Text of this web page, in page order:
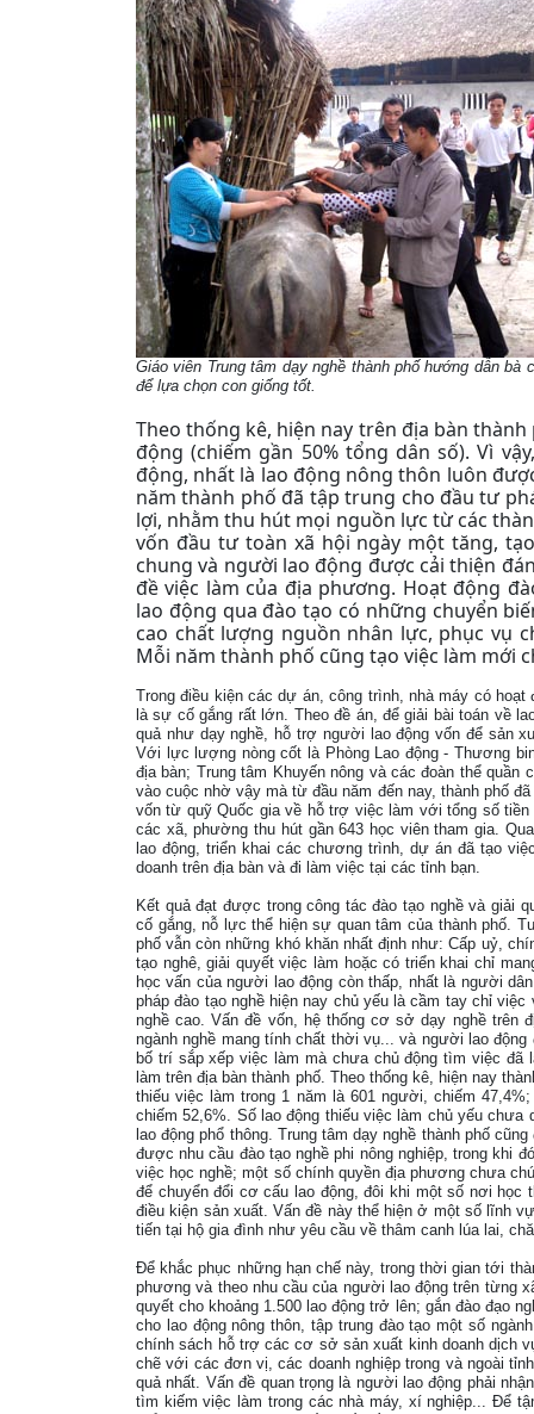
Giáo viên Trung tâm dạy nghề thành phố hướng dẫn
để lựa chọn con giống tốt.
Theo thống kê, hiện nay trên địa bàn
động (chiếm gần 50% tổng dân số). Vì
động, nhất là lao động nông thôn luôn
năm thành phố đã tập trung cho đầu tư
lợi, nhằm thu hút mọi nguồn lực từ các
vốn đầu tư toàn xã hội ngày một tăng,
chung và người lao động được cải thiện
đề việc làm của địa phương. Hoạt động
lao động qua đào tạo có những chuyển
cao chất lượng nguồn nhân lực, phục vụ
Mỗi năm thành phố cũng tạo việc làm mới
Trong điều kiện các dự án, công trình, nhà máy có
là sự cố gắng rất lớn. Theo đề án, để giải bài toán về
quả như dạy nghề, hỗ trợ người lao động vốn để sản
Với lực lượng nòng cốt là Phòng Lao động - Thương
địa bàn; Trung tâm Khuyến nông và các đoàn thể
vào cuộc nhờ vậy mà từ đầu năm đến nay, thành phố
vốn từ quỹ Quốc gia về hỗ trợ việc làm với tổng số
các xã, phường thu hút gần 643 học viên tham gia.
lao động, triển khai các chương trình, dự án đã tạo
doanh trên địa bàn và đi làm việc tại các tỉnh bạn.
Kết quả đạt được trong công tác đào tạo nghề và giải
cố gắng, nỗ lực thể hiện sự quan tâm của thành phố.
phố vẫn còn những khó khăn nhất định như: Cấp uỷ,
tạo nghê, giải quyết việc làm hoặc có triển khai chỉ
học vấn của người lao động còn thấp, nhất là người
pháp đào tạo nghề hiện nay chủ yếu là cầm tay chỉ
nghề cao. Vấn đề vốn, hệ thống cơ sở dạy nghề trên
ngành nghề mang tính chất thời vụ... và người lao
bố trí sắp xếp việc làm mà chưa chủ động tìm việc đã
làm trên địa bàn thành phố. Theo thống kê, hiện nay
thiếu việc làm trong 1 năm là 601 người, chiếm
chiếm 52,6%. Số lao động thiếu việc làm chủ yếu chưa
lao động phổ thông. Trung tâm dạy nghề thành phố
được nhu cầu đào tạo nghề phi nông nghiệp, trong khi
việc học nghề; một số chính quyền địa phương chưa
để chuyển đổi cơ cấu lao động, đôi khi một số nơi
điều kiện sản xuất. Vấn đề này thể hiện ở một số lĩnh
tiến tại hộ gia đình như yêu cầu về thâm canh lúa lai,
Để khắc phục những hạn chế này, trong thời gian tới
phương và theo nhu cầu của người lao động trên từng
quyết cho khoảng 1.500 lao động trở lên; gắn đào đạo
cho lao động nông thôn, tập trung đào tạo một số
chính sách hỗ trợ các cơ sở sản xuất kinh doanh dịch
chẽ với các đơn vị, các doanh nghiệp trong và ngoài
quả nhất. Vấn đề quan trọng là người lao động phải
tìm kiếm việc làm trong các nhà máy, xí nghiệp... Để